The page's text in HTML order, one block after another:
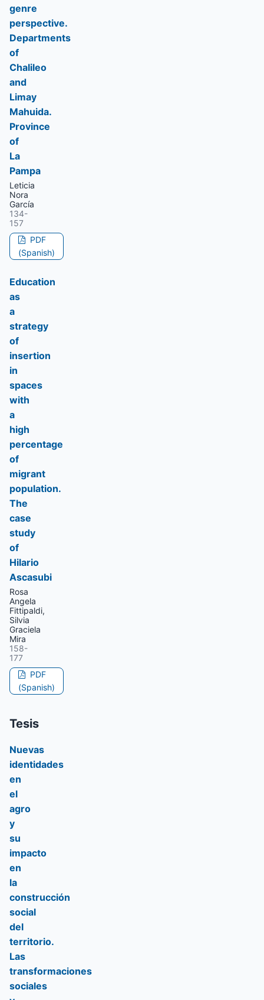
genre
perspective.
Departments
of
Chalileo
and
Limay
Mahuida.
Province
of
La
Pampa
Leticia
Nora
García
134-
157
PDF
(Spanish)
Education
as
a
strategy
of
insertion
in
spaces
with
a
high
percentage
of
migrant
population.
The
case
study
of
Hilario
Ascasubi
Rosa
Angela
Fittipaldi,
Silvia
Graciela
Mira
158-
177
PDF
(Spanish)
Tesis
Nuevas
identidades
en
el
agro
y
su
impacto
en
la
construcción
social
del
territorio.
Las
transformaciones
sociales